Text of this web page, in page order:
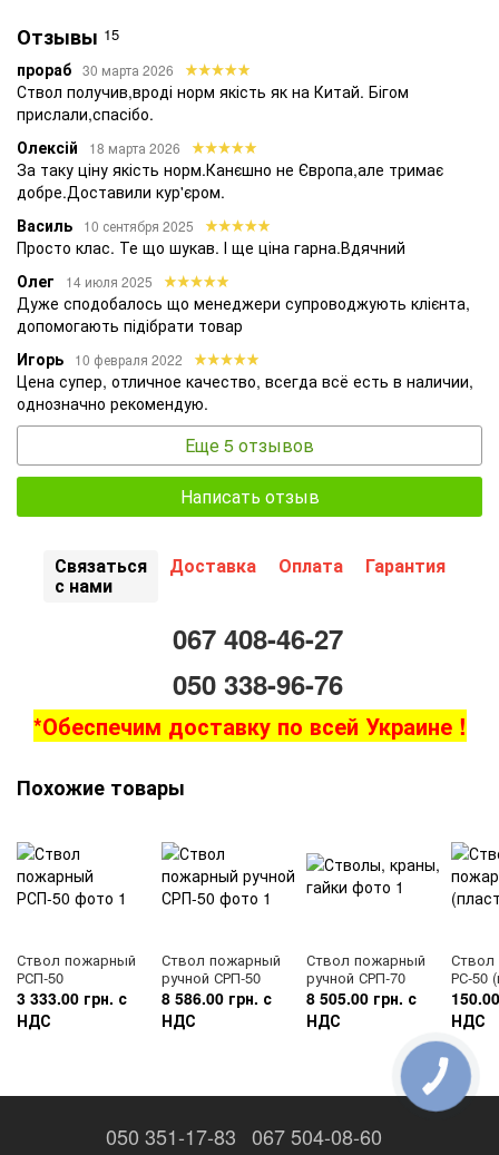
Отзывы 15
прораб 30 марта 2026
Ствол получив,вроді норм якість як на Китай. Бігом
прислали,спасібо.
Олексій
18 марта 2026
За таку ціну якість норм.Канєшно не Європа,але тримає
добре.Доставили кур'єром.
Василь
10 сентября 2025
Просто клас. Те що шукав. І ще ціна гарна.Вдячний
Олег
14 июля 2025
Дуже сподобалось що менеджери супроводжують клієнта,
допомогають підібрати товар
Игорь
10 февраля 2022
Цена супер, отличное качество, всегда всё есть в наличии,
однозначно рекомендую.
Еще 5 отзывов
Написать отзыв
Связаться
с нами
Доставка Оплата Гарантия
067 408-46-27
050 338-96-76
*Обеспечим доставку по всей Украине !
Похожие товары
Ствол пожарный
РСП-50
3 333.00 грн. с
НДС
Ствол пожарный
ручной СРП-50
8 586.00 грн. с
НДС
Ствол пожарный
ручной СРП-70
8 505.00 грн. с
НДС
РС-50
НДС
050 351-17-83 067 504-08-60
КНОПКА
ЗВ'ЯЗКУ